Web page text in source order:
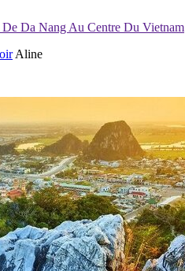
Da Nang Au Centre Du Vietnam
Aline